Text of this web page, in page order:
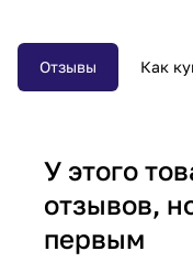
Отзывы Как
У этого
отзывов,
первым